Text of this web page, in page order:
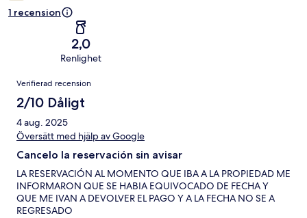
1 recension
2,0
Renlighet
Recensioner
Verifierad recension
2/10 Dåligt
4 aug. 2025
Översätt med hjälp av Google
Cancelo la reservación sin avisar
LA RESERVACIÓN AL MOMENTO QUE IBA A LA PROPIEDAD ME
INFORMARON QUE SE HABIA EQUIVOCADO DE FECHA Y
QUE ME IVAN A DEVOLVER EL PAGO Y A LA FECHA NO SE A
REGRESADO